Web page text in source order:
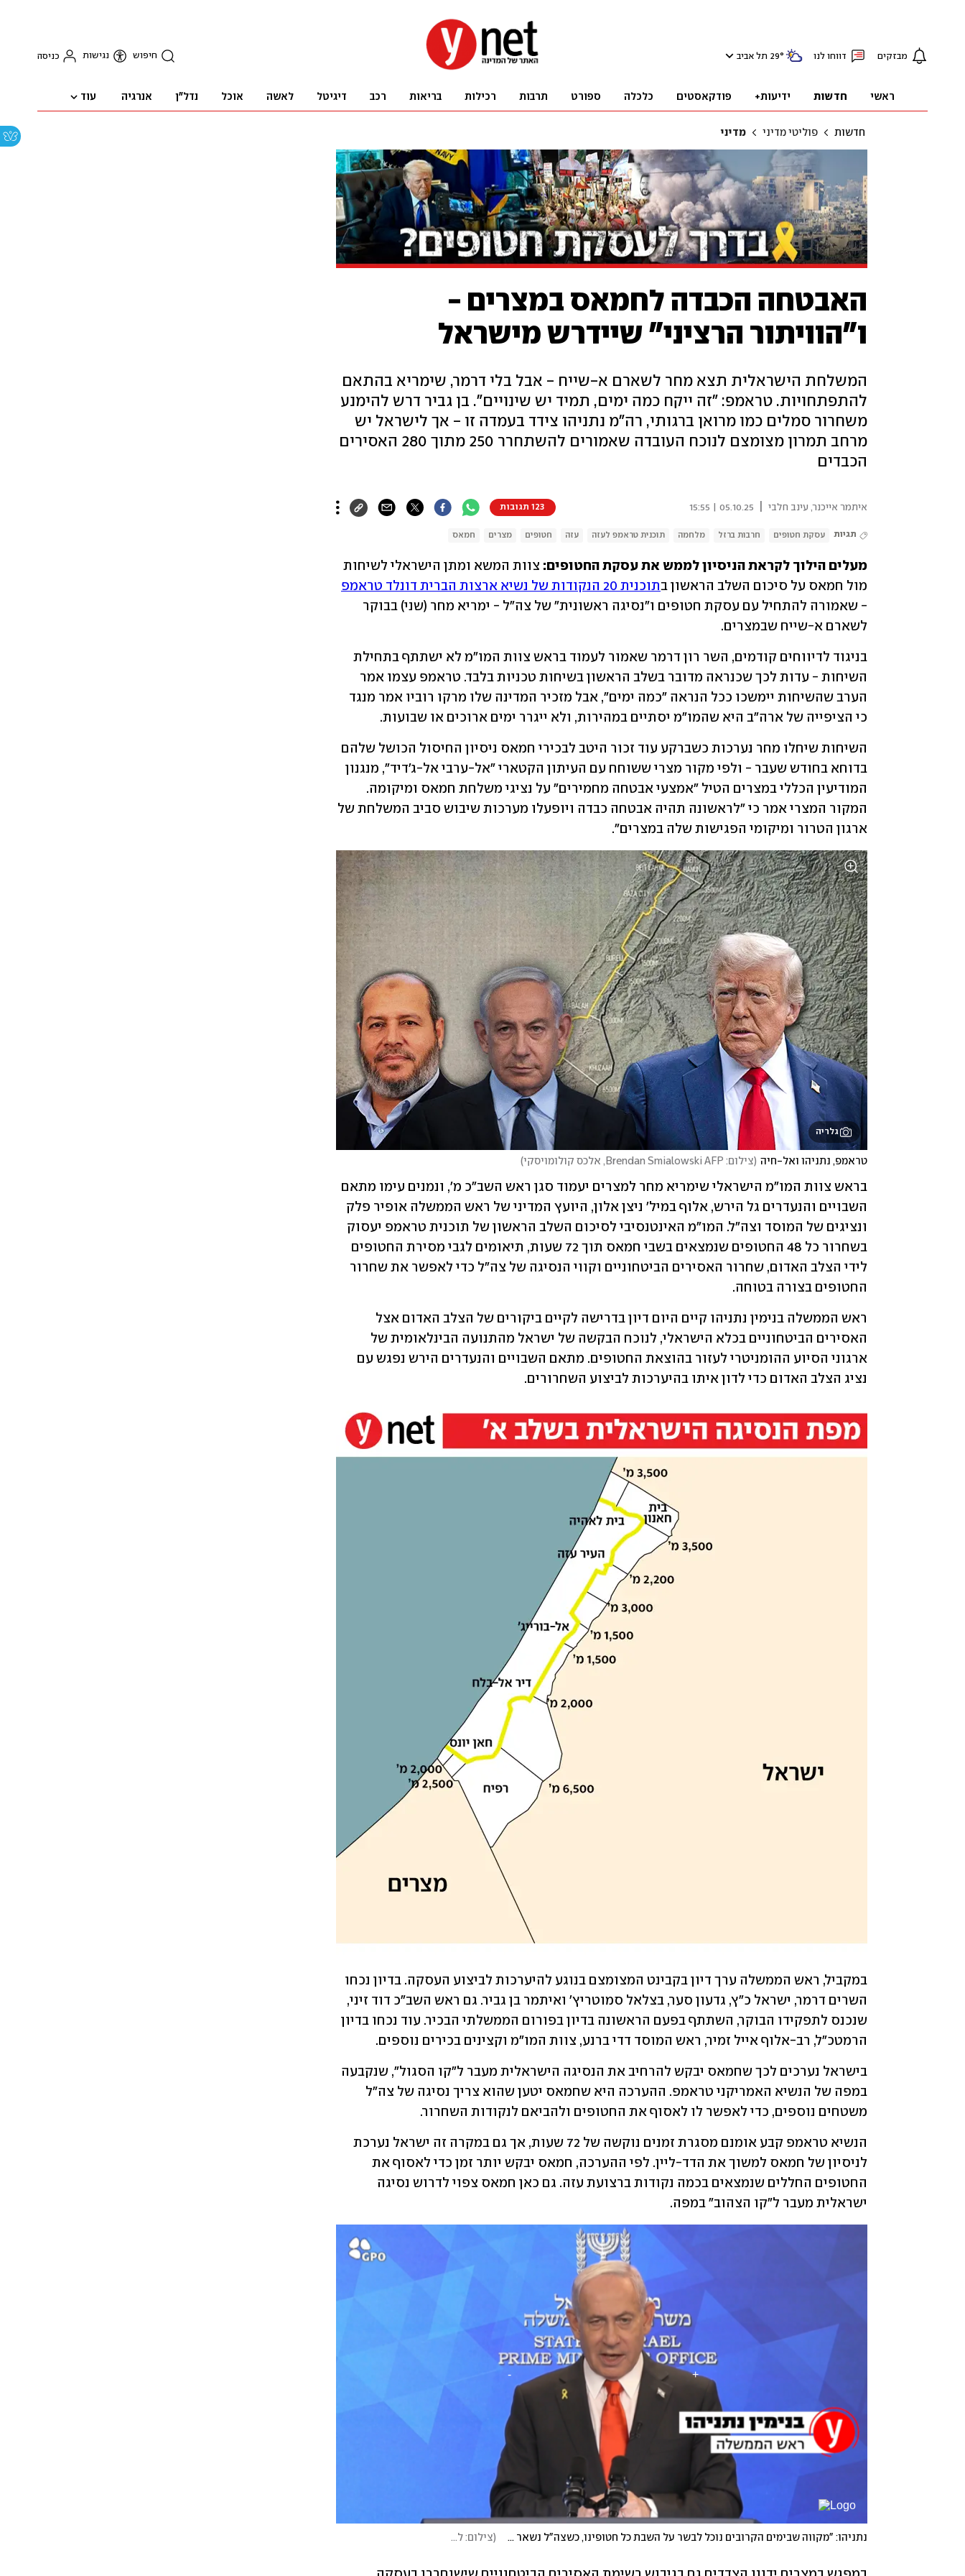
מבזקים דווחו לנו 29° תל אביב חיפוש נגישות כניסה
ראשי חדשות ידיעות+ פודקאסטים כלכלה ספורט תרבות רכילות בריאות רכב דיגיטל לאשה אוכל נדל"ן אנרגיה עוד
חדשות פוליטי מדיני מדיני
האבטחה הכבדה לחמאס במצרים -
ו"הוויתור הרציני" שיידרש מישראל
המשלחת הישראלית תצא מחר לשארם א-שייח - אבל בלי דרמר, שימריא בהתאם
להתפתחויות. טראמפ: "זה ייקח כמה ימים, תמיד יש שינויים". בן גביר דרש להימנע
משחרור סמלים כמו מרואן ברגותי, רה"מ נתניהו צידד בעמדה זו - אך לישראל יש
מרחב תמרון מצומצם לנוכח העובדה שאמורים להשתחרר 250 מתוך 280 האסירים
הכבדים
איתמר אייכנר, עינב חלבי 05.10.25 | 15:55 123 תגובות
תגיות עסקת חטופים חרבות ברזל מלחמה תוכנית טראמפ לעזה עזה חטופים מצרים חמאס
מעלים הילוך לקראת הניסיון לממש את עסקת החטופים:
מול חמאס על סיכום השלב הראשון בתוכנית 20 הנקודות של נשיא ארצות הברית דונלד טראמפ
לשארם א-שייח שבמצרים.
כי הציפייה של ארה"ב היא שהמו"מ יסתיים במהירות, ולא ייגרר ימים ארוכים או שבועות.
ארגון הטרור ומיקומי הפגישות שלה במצרים".
גלריה
טראמפ, נתניהו ואל-חיה (צילום: Brendan Smialowski AFP, אלכס קולומויסקי )
החטופים בצורה בטוחה.
נציג הצלב האדום כדי לדון איתו בהיערכות לביצוע השחרורים.
הרמטכ"ל, רב-אלוף אייל זמיר, ראש המוסד דדי ברנע, צוות המו"מ וקצינים בכירים נוספים.
משטחים נוספים, כדי לאפשר לו לאסוף את החטופים ולהביאם לנקודות השחרור.
ישראלית מעבר ל"קו הצהוב" במפה.
נתניהו: "מקווה שבימים הקרובים נוכל לבשר על השבת כל חטופינו, כשצה"ל נשאר בעומק הרצועה" (צילום: לע"מ